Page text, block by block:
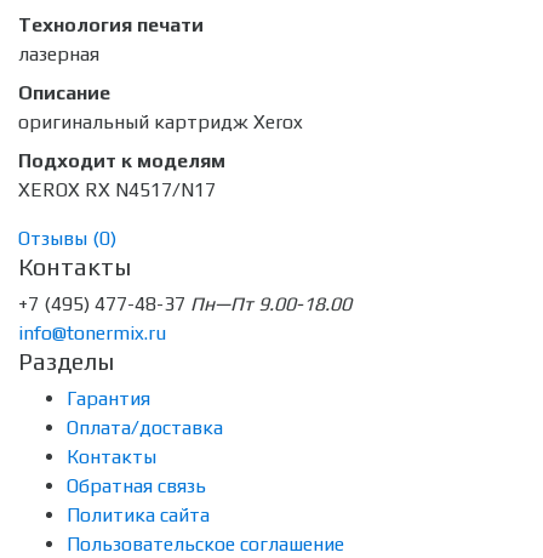
Технология печати
лазерная
Описание
оригинальный картридж Xerox
Подходит к моделям
XEROX RX N4517/N17
Отзывы (0)
Контакты
+7 (495) 477-48-37 Пн—Пт 9.00-18.00
info@tonermix.ru
Разделы
Гарантия
Оплата/доставка
Контакты
Обратная связь
Политика сайта
Пользовательское соглашение